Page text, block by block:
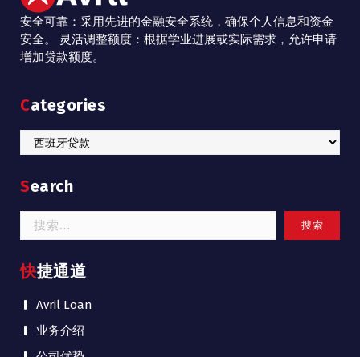
安全可靠：采用先进的金融安全系统，确保个人信息和资金
安全。 灵活调整额度：根据学业进展或实际需求，允许申请
增加贷款额度。
Categories
Categories
Search
索：
快捷通道
Avril Loan
业务介绍